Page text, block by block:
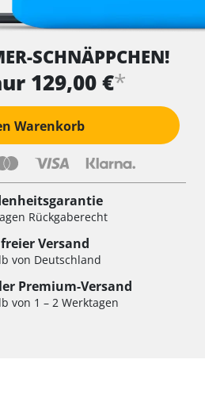
SCHNÄPPCHEN!
129,00 €*
Warenkorb
Rückgaberecht
Versand
von Deutschland
Premium-Versand
von 1 – 2 Werktagen